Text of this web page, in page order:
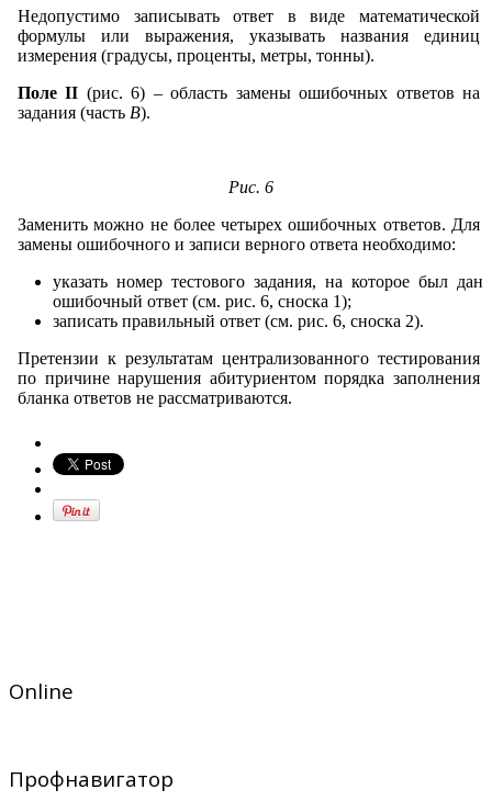
Недопустимо записывать ответ в виде математической
формулы или выражения, указывать названия единиц
измерения (градусы, проценты, метры, тонны).
Поле II (рис. 6) – область замены ошибочных ответов на
задания (часть В).
Рис. 6
Заменить можно не более четырех ошибочных ответов. Для
замены ошибочного и записи верного ответа необходимо:
указать номер тестового задания, на которое был дан
ошибочный ответ (см. рис. 6, сноска 1);
записать правильный ответ (см. рис. 6, сноска 2).
Претензии к результатам централизованного тестирования
по причине нарушения абитуриентом порядка заполнения
бланка ответов не рассматриваются.
Online
Профнавигатор